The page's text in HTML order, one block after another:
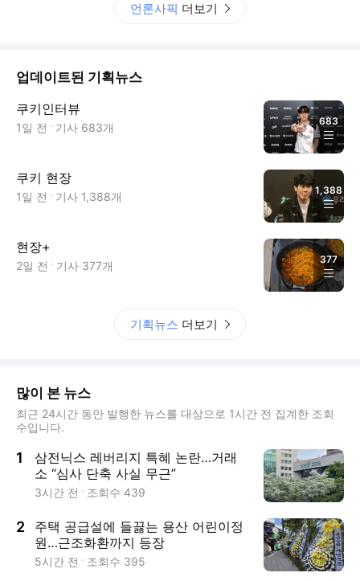
언론사픽 더보기
업데이트된 기획뉴스
쿠키인터뷰
1일 전 기사 683개 683
쿠키 현장
1일 전 기사 1,388개 1,388
현장+
2일 전 기사 377개 377
기획뉴스 더보기
많이 본 뉴스
최근 24시간 동안 발행한 뉴스를 대상으로 1시간 전 집계한 조회
수입니다.
1
삼전닉스 레버리지 특혜 논란…거래
소 “심사 단축 사실 무근”
3시간 전 조회수 439
2
주택 공급설에 들끓는 용산 어린이정
원…근조화환까지 등장
5시간 전 조회수 395